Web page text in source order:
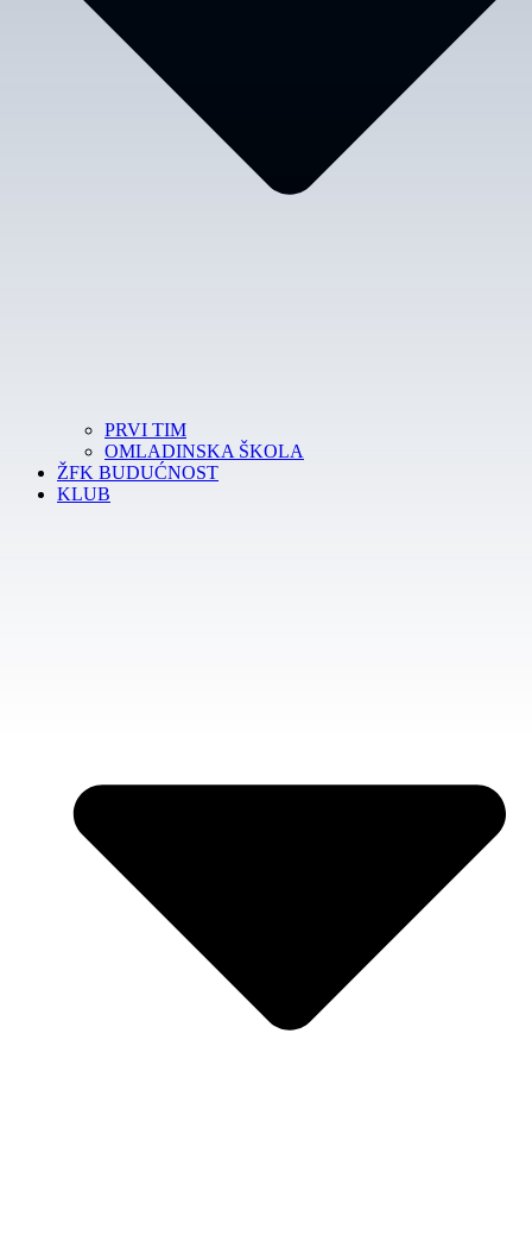
PRVI TIM
OMLADINSKA ŠKOLA
ŽFK BUDUĆNOST
KLUB